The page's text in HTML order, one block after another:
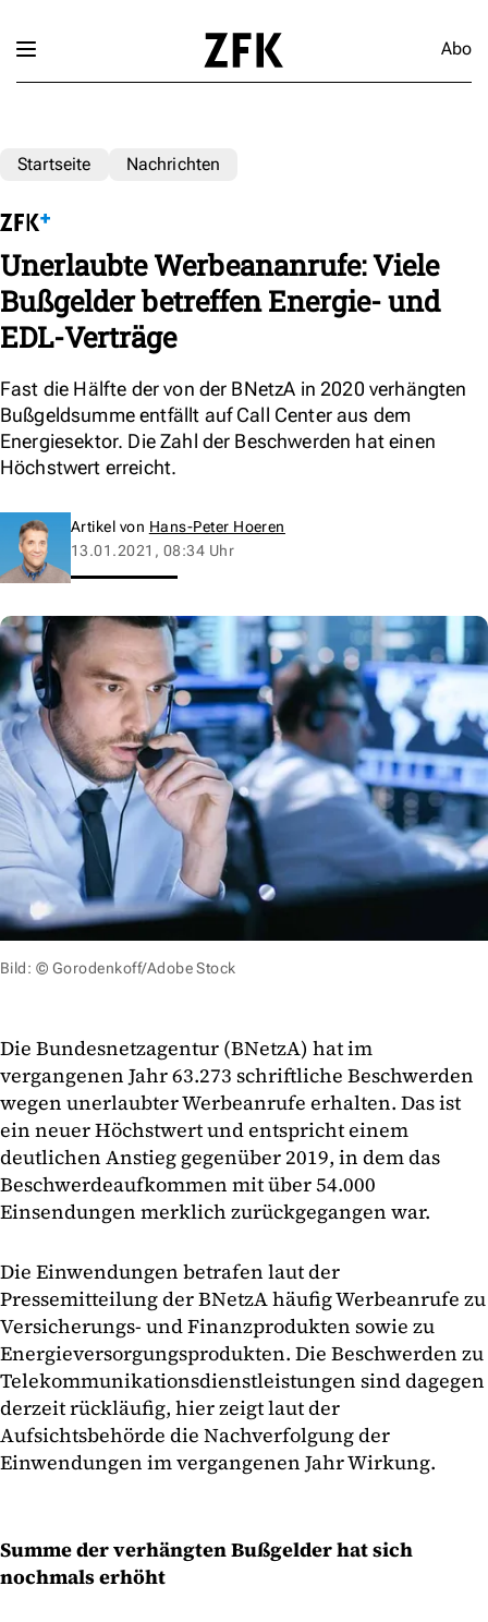
Abo
Startseite Nachrichten
Unerlaubte Werbeananrufe: Viele
Bußgelder betreffen Energie- und
EDL-Verträge
Fast die Hälfte der von der BNetzA in 2020 verhängten
Bußgeldsumme entfällt auf Call Center aus dem
Energiesektor. Die Zahl der Beschwerden hat einen
Höchstwert erreicht.
Artikel von Hans-Peter Hoeren
13.01.2021, 08:34 Uhr
Bild: © Gorodenkoff/Adobe Stock
Die Bundesnetzagentur (BNetzA) hat im
vergangenen Jahr 63.273 schriftliche Beschwerden
wegen unerlaubter Werbeanrufe erhalten. Das ist
ein neuer Höchstwert und entspricht einem
deutlichen Anstieg gegenüber 2019, in dem das
Beschwerdeaufkommen mit über 54.000
Einsendungen merklich zurückgegangen war.
Die Einwendungen betrafen laut der
Pressemitteilung der BNetzA häufig Werbeanrufe zu
Versicherungs- und Finanzprodukten sowie zu
Energieversorgungsprodukten. Die Beschwerden zu
Telekommunikationsdienstleistungen sind dagegen
derzeit rückläufig, hier zeigt laut der
Aufsichtsbehörde die Nachverfolgung der
Einwendungen im vergangenen Jahr Wirkung.
Summe der verhängten Bußgelder hat sich
nochmals erhöht